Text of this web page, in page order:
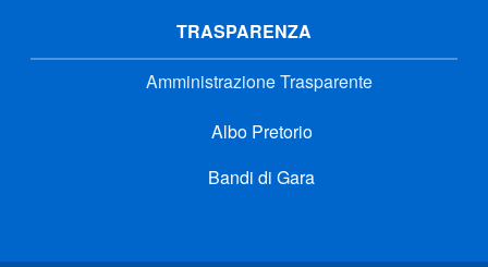
TRASPARENZA
Amministrazione Trasparente
Albo Pretorio
Bandi di Gara